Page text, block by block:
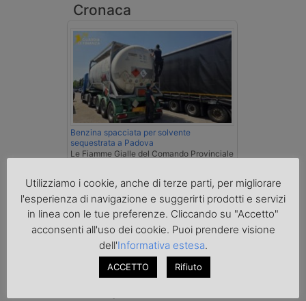
Cronaca
Benzina spacciata per solvente
sequestrata a Padova
Le Fiamme Gialle del Comando Provinciale
preventivo 33mila litri di benzina di
contrabbando, dichiarata come solvente
nei documenti di trasporto, e
l'autoarticolato utilizzato. Denunciato per
contrabbando di prodotti petroliferi il
conducente ungherese del mezzo, fermato
al valico di Tarvisio.
Utilizziamo i cookie, anche di terze parti, per migliorare
l'esperienza di navigazione e suggerirti prodotti e servizi
in linea con le tue preferenze. Cliccando su "Accetto"
acconsenti all'uso dei cookie. Puoi prendere visione
dell'Informativa estesa.
ACCETTO Rifiuto